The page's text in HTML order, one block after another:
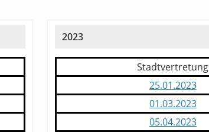
2023
Stadtvertretung
25.01.2023
01.03.2023
05.04.2023